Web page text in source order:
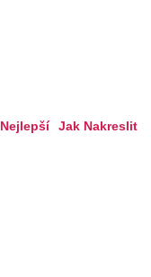
Nejlepší Jak Nakreslit